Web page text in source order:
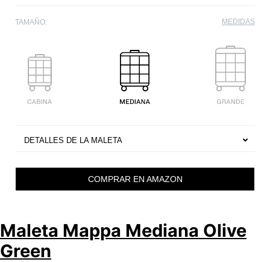
TAMAÑO: MEDIDAS
DETALLES DE LA MALETA
COMPRAR EN AMAZON
Maleta Mappa Mediana Olive
Green